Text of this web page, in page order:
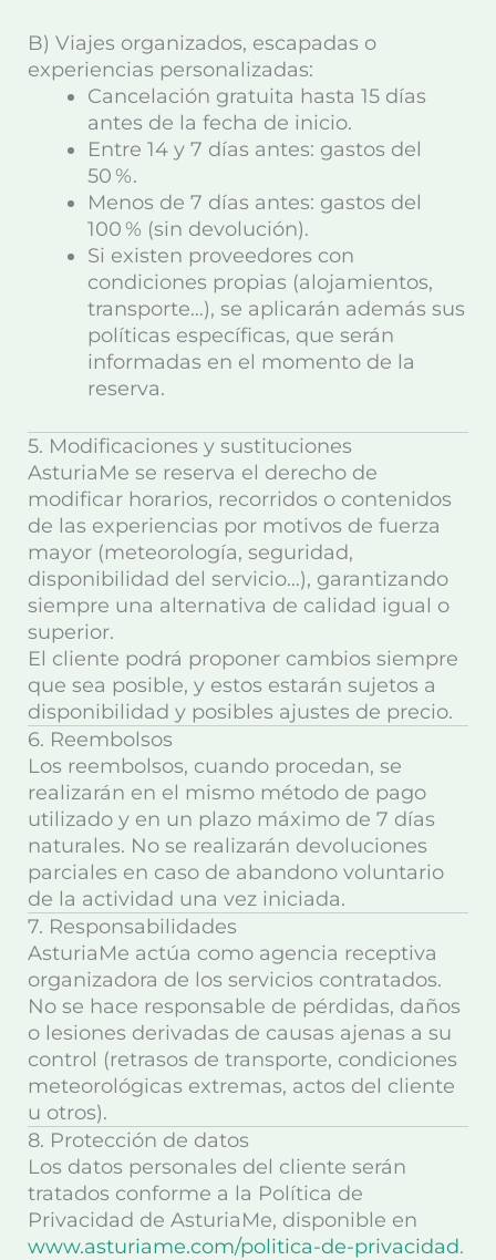
B) Viajes organizados, escapadas o
experiencias personalizadas:
Cancelación gratuita hasta 15 días
antes de la fecha de inicio.
Entre 14 y 7 días antes: gastos del
50 %.
Menos de 7 días antes: gastos del
100 % (sin devolución).
Si existen proveedores con
condiciones propias (alojamientos,
transporte…), se aplicarán además sus
políticas específicas, que serán
informadas en el momento de la
reserva.
5. Modificaciones y sustituciones
AsturiaMe se reserva el derecho de
modificar horarios, recorridos o contenidos
de las experiencias por motivos de fuerza
mayor (meteorología, seguridad,
disponibilidad del servicio…), garantizando
siempre una alternativa de calidad igual o
superior.
El cliente podrá proponer cambios siempre
que sea posible, y estos estarán sujetos a
disponibilidad y posibles ajustes de precio.
6. Reembolsos
Los reembolsos, cuando procedan, se
realizarán en el mismo método de pago
utilizado y en un plazo máximo de 7 días
naturales. No se realizarán devoluciones
parciales en caso de abandono voluntario
de la actividad una vez iniciada.
7. Responsabilidades
AsturiaMe actúa como agencia receptiva
organizadora de los servicios contratados.
No se hace responsable de pérdidas, daños
o lesiones derivadas de causas ajenas a su
control (retrasos de transporte, condiciones
meteorológicas extremas, actos del cliente
u otros).
8. Protección de datos
Los datos personales del cliente serán
tratados conforme a la Política de
Privacidad de AsturiaMe, disponible en
www.asturiame.com/politica-de-privacidad.